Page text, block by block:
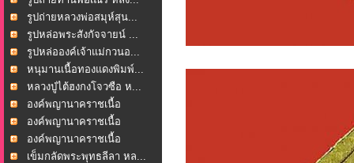
รูปถ่ายหลวงพ่อสมุห์สุน...
รูปหล่อพระสังกัจจายน์ ...
รูปหล่อองค์เจ้าแม่กวนอ...
หนุมานเนื้อทองแดงพิมพ์...
หลวงปู่ไต้ฮงกงโจวซือ ห...
องค์พญานาคราชเนื้อ
โลหะ...องค์พญานาคราชเนื้อ
โลหะ...องค์พญานาคราชเนื้อ
โลหะ...เข็มกลัดพระพุทธลีลา หล...